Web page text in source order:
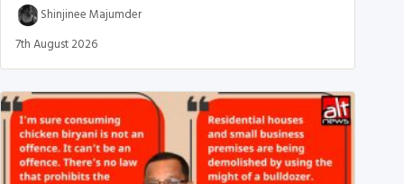
Shinjinee Majumder
7th August 2026